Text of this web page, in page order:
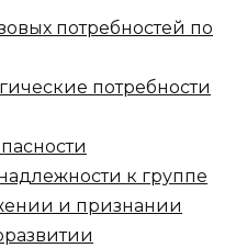
потребностей по
потребности
к группе
и признании